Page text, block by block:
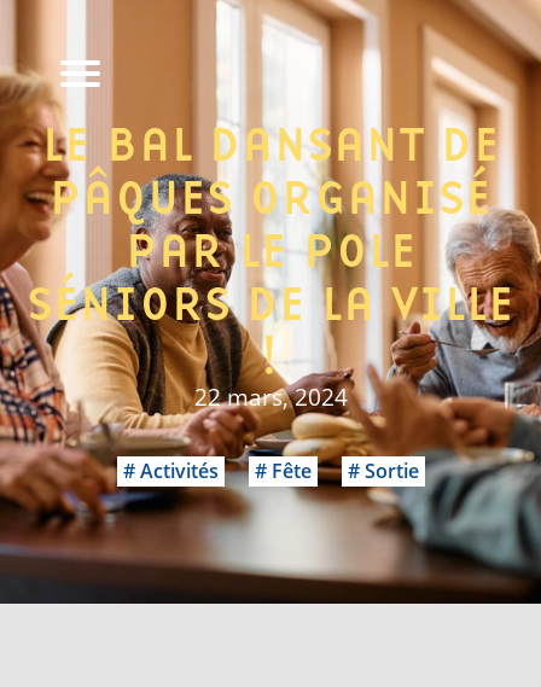
LE BAL DANSANT DE
PÂQUES ORGANISÉ
PAR LE POLE
SÉNIORS DE LA VILLE
!
22 mars, 2024
Activités Fête Sortie